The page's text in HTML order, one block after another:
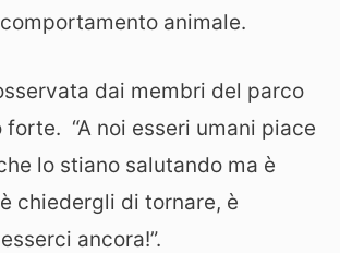
animale.
dai membri del parco
“A noi esseri umani piace
lo stiano salutando ma è
chiedergli di tornare, è
ancora!”.